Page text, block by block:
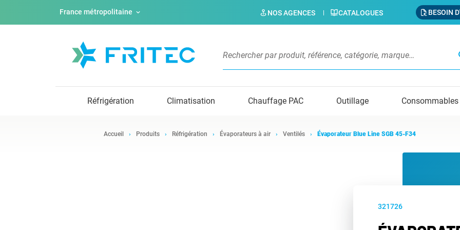
France métropolitaine NOS AGENCES CATALOGUES BESOIN
Réfrigération Climatisation Chauffage PAC Outillage Consommables
Accueil Produits Réfrigération Évaporateurs à air Ventilés Évaporateur Blue Line SGB 45-F34
321726